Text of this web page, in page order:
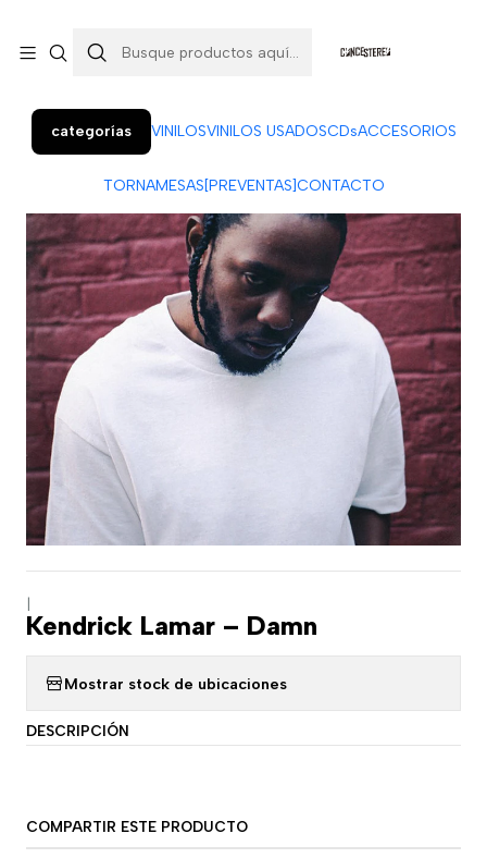
categorías VINILOSVINILOS USADOSCDsACCESORIOS
TORNAMESAS[PREVENTAS]CONTACTO
Kendrick Lamar – Damn
Mostrar stock de ubicaciones
DESCRIPCIÓN
COMPARTIR ESTE PRODUCTO